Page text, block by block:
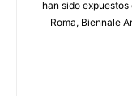
han sido
Roma, Biennale